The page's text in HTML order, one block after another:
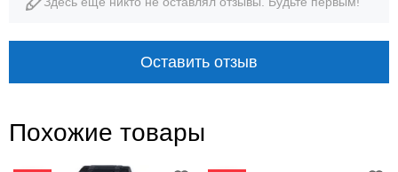
Оставить отзыв
Похожие товары